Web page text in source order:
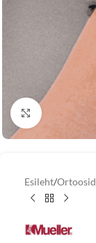
Vaata
Esileht/